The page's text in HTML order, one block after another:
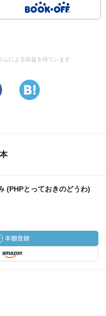
ムによる収益を得ています
(PHPとっておきのどうわ)